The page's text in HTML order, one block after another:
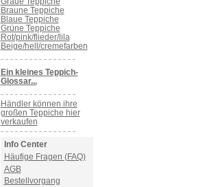
Braune Teppiche
Blaue Teppiche
Grüne Teppiche
Rot/pink/flieder/lila
Beige/hell/cremefarben
Ein kleines Teppich-
Glossar...
Händler können ihre
großen Teppiche hier
verkaufen
Info Center
Häufige Fragen (FAQ)
AGB
Bestellvorgang